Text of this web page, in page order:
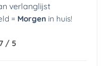
verlanglijst
= Morgen in huis!
/ 5